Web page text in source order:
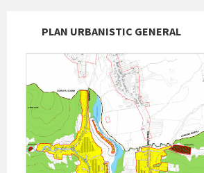
PLAN URBANISTIC GENERAL